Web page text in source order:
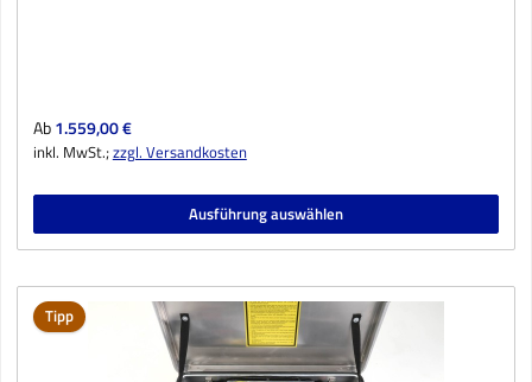
Regulärer Preis:
Ab1.559,00 €
inkl. MwSt.;zzgl. Versandkosten
Ausführung auswählen
Tipp